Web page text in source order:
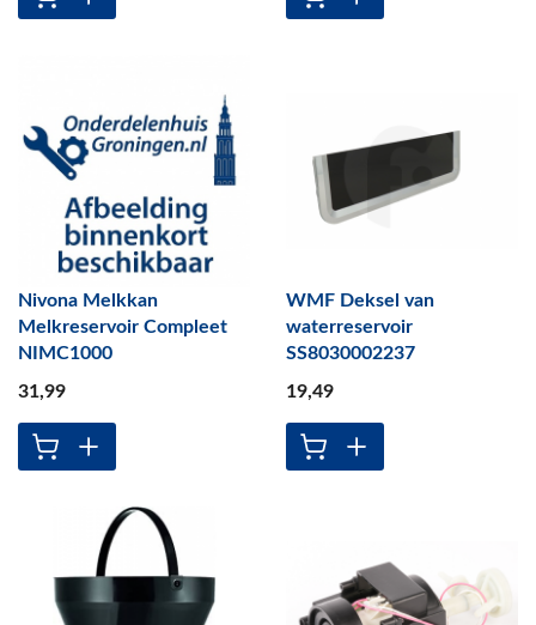
Nivona Melkkan
Melkreservoir Compleet
NIMC1000
31,99
WMF Deksel van
waterreservoir
SS8030002237
19,49